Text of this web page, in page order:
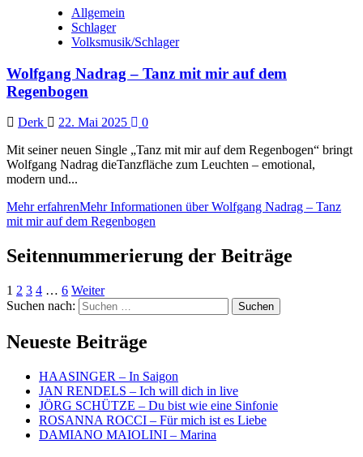
Allgemein
Schlager
Volksmusik/Schlager
Wolfgang Nadrag – Tanz mit mir auf dem
Regenbogen
Derk 22. Mai 2025
0
Mit seiner neuen Single „Tanz mit mir auf dem Regenbogen“ bringt
Wolfgang Nadrag dieTanzfläche zum Leuchten – emotional,
modern und...
Mehr erfahrenMehr Informationen über Wolfgang Nadrag – Tanz
mit mir auf dem Regenbogen
Seitennummerierung der Beiträge
1 2 3 4 … 6 Weiter
Suchen nach:
Neueste Beiträge
HAASINGER – In Saigon
JAN RENDELS – Ich will dich in live
JÖRG SCHÜTZE – Du bist wie eine Sinfonie
ROSANNA ROCCI – Für mich ist es Liebe
DAMIANO MAIOLINI – Marina